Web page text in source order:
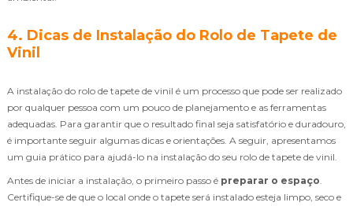
4. Dicas de Instalação do Rolo de Tapete de
Vinil
A instalação do rolo de tapete de vinil é um processo que pode ser realizado
por qualquer pessoa com um pouco de planejamento e as ferramentas
adequadas. Para garantir que o resultado final seja satisfatório e duradouro,
é importante seguir algumas dicas e orientações. A seguir, apresentamos
um guia prático para ajudá-lo na instalação do seu rolo de tapete de vinil.
Antes de iniciar a instalação, o primeiro passo é preparar o espaço
Certifique-se de que o local onde o tapete será instalado esteja limpo, seco e